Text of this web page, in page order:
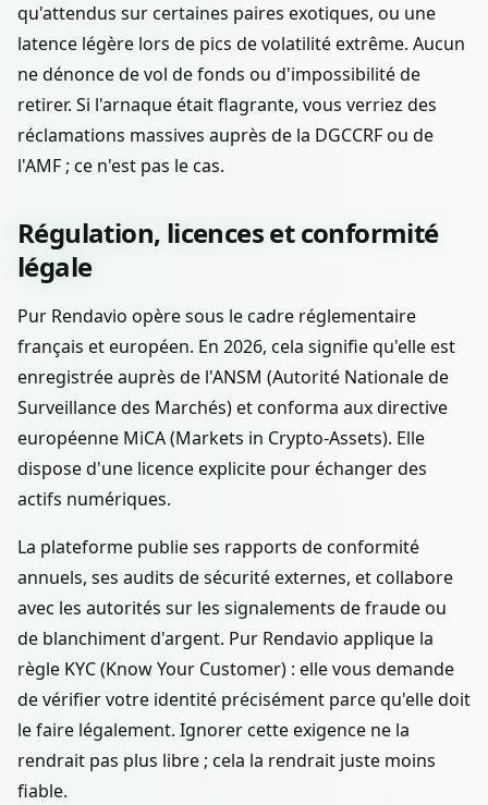
qu'attendus sur certaines paires exotiques, ou une
latence légère lors de pics de volatilité extrême. Aucun
ne dénonce de vol de fonds ou d'impossibilité de
retirer. Si l'arnaque était flagrante, vous verriez des
réclamations massives auprès de la DGCCRF ou de
l'AMF ; ce n'est pas le cas.
Régulation, licences et conformité
légale
Pur Rendavio opère sous le cadre réglementaire
français et européen. En 2026, cela signifie qu'elle est
enregistrée auprès de l'ANSM (Autorité Nationale de
Surveillance des Marchés) et conforma aux directive
européenne MiCA (Markets in Crypto-Assets). Elle
dispose d'une licence explicite pour échanger des
actifs numériques.
La plateforme publie ses rapports de conformité
annuels, ses audits de sécurité externes, et collabore
avec les autorités sur les signalements de fraude ou
de blanchiment d'argent. Pur Rendavio applique la
règle KYC (Know Your Customer) : elle vous demande
de vérifier votre identité précisément parce qu'elle doit
le faire légalement. Ignorer cette exigence ne la
rendrait pas plus libre ; cela la rendrait juste moins
fiable.